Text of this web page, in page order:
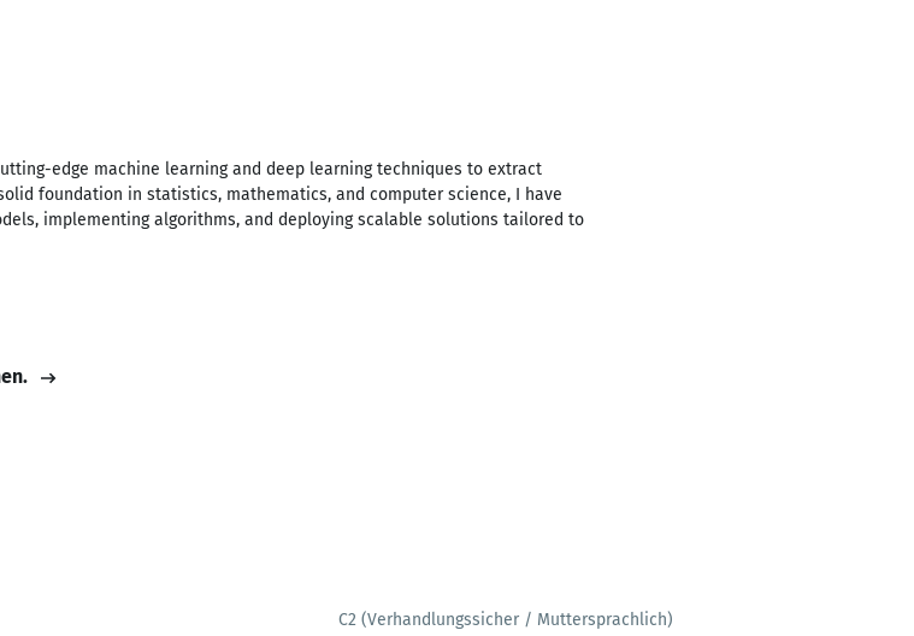
edge machine learning and deep learning techniques to extract
foundation in statistics, mathematics, and computer science, I have
implementing algorithms, and deploying scalable solutions tailored to
C2 (Verhandlungssicher / Muttersprachlich)